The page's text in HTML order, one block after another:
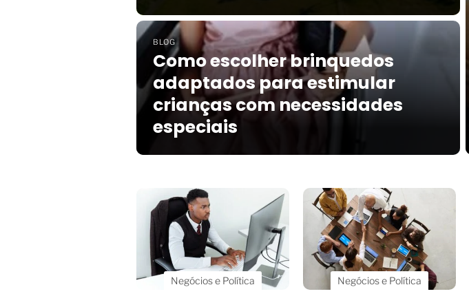
BLOG
Como escolher brinquedos
adaptados para estimular
crianças com necessidades
especiais
Negócios e Política Negócios e Política